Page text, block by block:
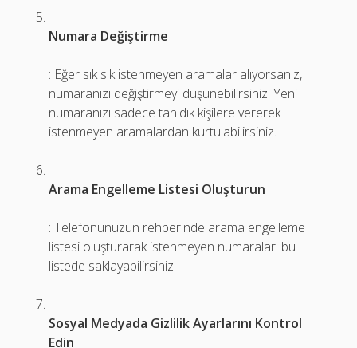
Numara Değiştirme
: Eğer sık sık istenmeyen aramalar alıyorsanız,
numaranızı değiştirmeyi düşünebilirsiniz. Yeni
numaranızı sadece tanıdık kişilere vererek
istenmeyen aramalardan kurtulabilirsiniz.
Arama Engelleme Listesi Oluşturun
: Telefonunuzun rehberinde arama engelleme
listesi oluşturarak istenmeyen numaraları bu
listede saklayabilirsiniz.
Sosyal Medyada Gizlilik Ayarlarını Kontrol
Edin